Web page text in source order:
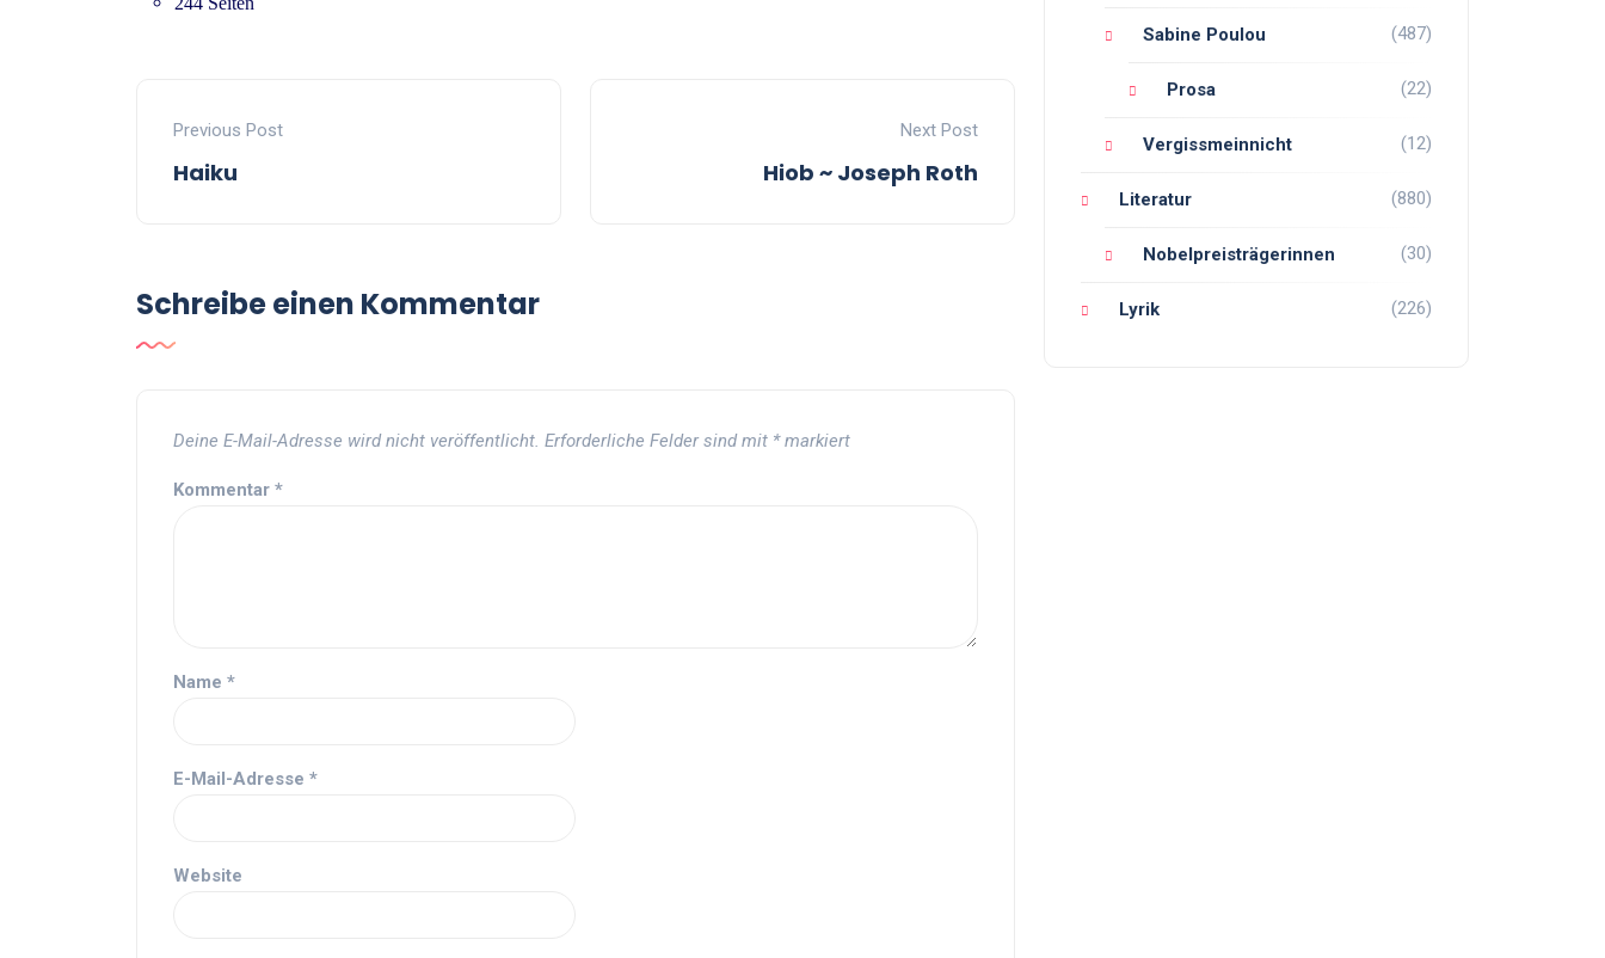
Previous Post
Haiku
Next Post
Hiob ~ Joseph Roth
Schreibe einen Kommentar
Deine E-Mail-Adresse wird nicht veröffentlicht. Erforderliche Felder sind mit *markiert
Kommentar *
Name *
E-Mail-Adresse *
Website
Sabine Poulou (487)
Prosa (22)
Vergissmeinnicht (12)
Literatur (880)
Nobelpreisträgerinnen (30)
Lyrik (226)